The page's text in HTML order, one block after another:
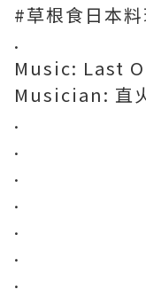
#草根食日本
.
Music: Last
Musician: 直
.
.
.
.
.
.
.